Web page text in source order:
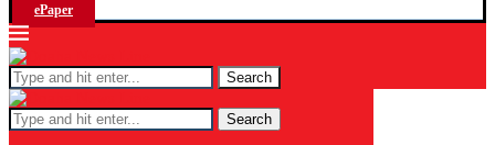
ePaper
Search
Search